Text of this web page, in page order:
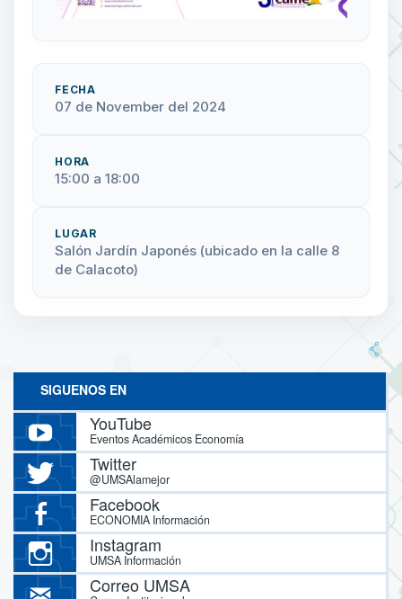
FECHA
07 de November del 2024
HORA
15:00 a 18:00
LUGAR
Salón Jardín Japonés (ubicado en la calle 8
de Calacoto)
SIGUENOS EN
YouTube
Eventos Académicos Economía
Twitter
@UMSAlamejor
Facebook
ECONOMIA Información
Instagram
UMSA Información
Correo UMSA